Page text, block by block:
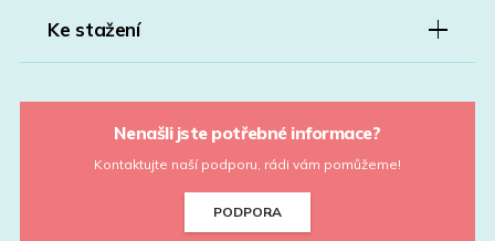
Ke stažení
Nenašli jste potřebné informace?
Kontaktujte naší podporu, rádi vám pomůžeme!
PODPORA